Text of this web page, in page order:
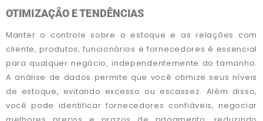
OTIMIZAÇÃO E TENDÊNCIAS
Manter o controle sobre o estoque e as relações com
cliente, produtos, funcionários e fornecedores é essencial
para qualquer negócio, independentemente do tamanho.
A análise de dados permite que você otimize seus níveis
de estoque, evitando excesso ou escassez. Além disso,
você pode identificar fornecedores confiáveis, negociar